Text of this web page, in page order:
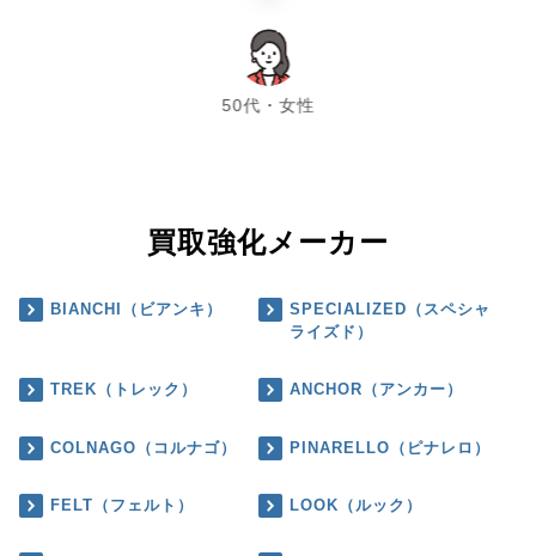
50代・女性
chevron_left chevron_right
買取強化メーカー
BIANCHI（ビアンキ）
SPECIALIZED（スペシャ
ライズド）
TREK（トレック） ANCHOR（アンカー）
COLNAGO（コルナゴ） PINARELLO（ピナレロ）
FELT（フェルト） LOOK（ルック）